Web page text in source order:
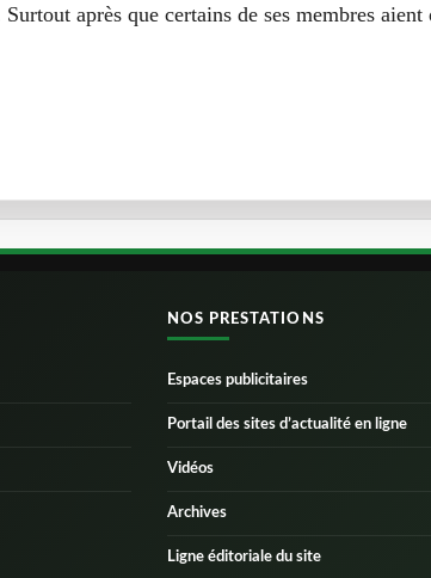
après que certains de ses membres aient
NOS PRESTATIONS
Espaces publicitaires
Portail des sites d’actualité en ligne
Vidéos
Archives
Ligne éditoriale du site